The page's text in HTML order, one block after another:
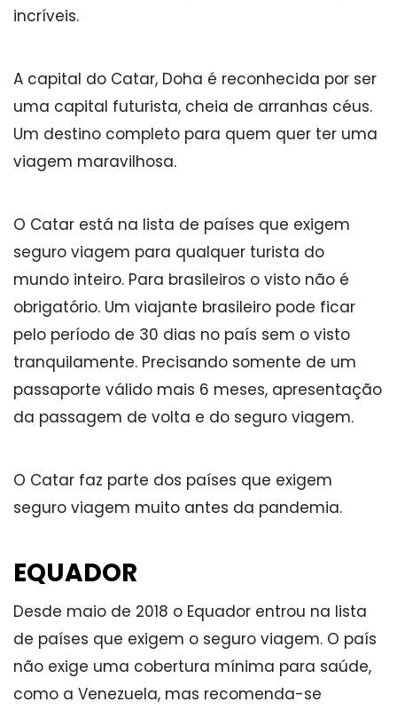
incríveis.
A capital do Catar, Doha é reconhecida por ser
uma capital futurista, cheia de arranhas céus.
Um destino completo para quem quer ter uma
viagem maravilhosa.
O Catar está na lista de países que exigem
seguro viagem para qualquer turista do
mundo inteiro. Para brasileiros o visto não é
obrigatório. Um viajante brasileiro pode ficar
pelo período de 30 dias no país sem o visto
tranquilamente. Precisando somente de um
passaporte válido mais 6 meses, apresentação
da passagem de volta e do seguro viagem.
O Catar faz parte dos países que exigem
seguro viagem muito antes da pandemia.
EQUADOR
Desde maio de 2018 o Equador entrou na lista
de países que exigem o seguro viagem. O país
não exige uma cobertura mínima para saúde,
como a Venezuela, mas recomenda-se